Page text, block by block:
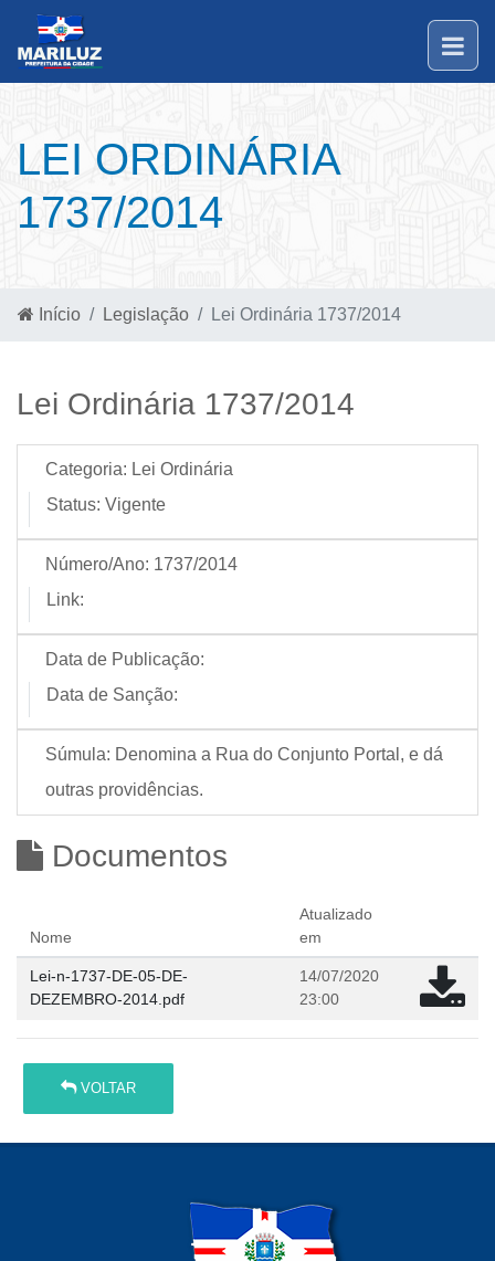
LEI ORDINÁRIA
1737/2014
Início Legislação Lei Ordinária 1737/2014
Lei Ordinária 1737/2014
Categoria: Lei Ordinária
Status: Vigente
Número/Ano: 1737/2014
Link:
Data de Publicação:
Data de Sanção:
Súmula: Denomina a Rua do Conjunto Portal, e dá
outras providências.
Documentos
Nome
Atualizado
em
Lei-n-1737-DE-05-DE-
DEZEMBRO-2014.pdf
14/07/2020
23:00
VOLTAR